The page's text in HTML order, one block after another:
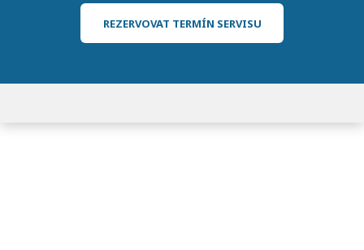
REZERVOVAT TERMÍN SERVISU